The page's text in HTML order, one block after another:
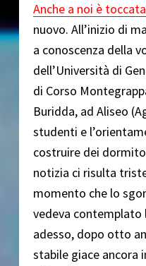
Anche a noi è
nuovo. All’inizio di
a conoscenza della
dell’Università di
di Corso
Buridda, ad Aliseo
studenti e
costruire dei
notizia ci risulta
momento che lo
vedeva
adesso, dopo otto
stabile giace ancora